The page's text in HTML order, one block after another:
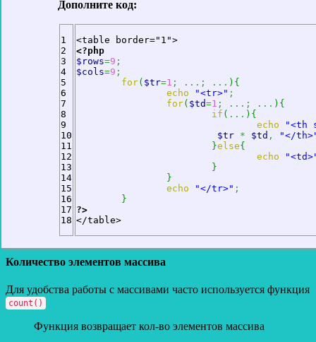
Дополните код:
1
2
3
4
5
6
7
8
9
10
11
12
13
14
15
16
17
<?php
$rows=9 ;
$cols=9 ;
for( $tr=1 ; ...; ... ) {
echo
"<tr>" ;
for( $td=1 ; ...; ... ) {
if ( ... ) {
echo
"<th
$tr * $td ,
"</
}else{
echo
}
}
echo
"</tr>" ;
}
?>
</table>
Количество элементов массива
Для удобства работы с массивами часто используется функция
count()
Функция возвращает кол-во элементов массива